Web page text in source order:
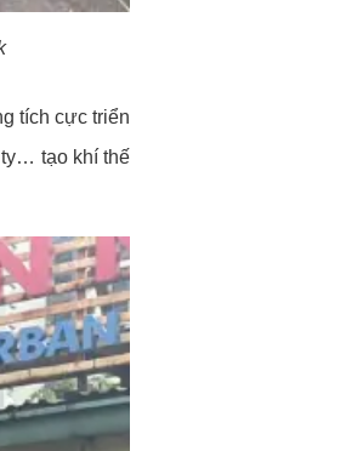
tích cực triển
ty… tạo khí thế